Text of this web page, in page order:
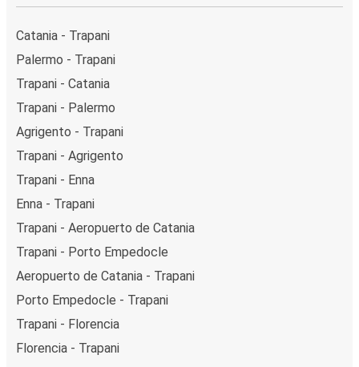
Catania - Trapani
Palermo - Trapani
Trapani - Catania
Trapani - Palermo
Agrigento - Trapani
Trapani - Agrigento
Trapani - Enna
Enna - Trapani
Trapani - Aeropuerto de Catania
Trapani - Porto Empedocle
Aeropuerto de Catania - Trapani
Porto Empedocle - Trapani
Trapani - Florencia
Florencia - Trapani